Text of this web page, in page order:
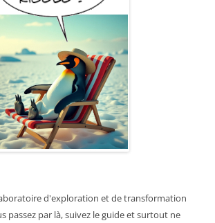
d'exploration et de transformation
passez par là, suivez le guide et surtout ne